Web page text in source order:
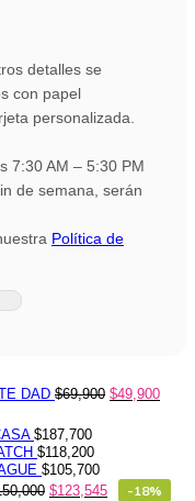
detalles se
con papel
personalizada.
7:30 AM – 5:30 PM
de semana, serán
Política de
DAD $69,900 $49,900
$187,700
$118,200
$105,700
$123,545 -18%